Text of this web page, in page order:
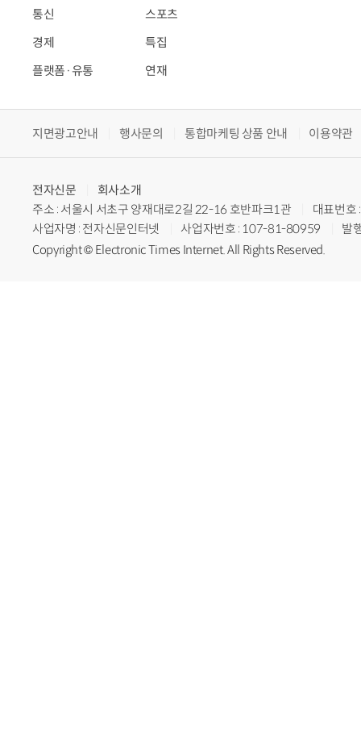
통신
경제
플랫폼·유통
스포츠
특집
연재
지면광고안내 행사문의 통합마케팅 상품 안내 이용약관
전자신문
회사소개
주소 : 서울시 서초구 양재대로2길 22-16 호반파크1관
대표번
사업자명 : 전자신문인터넷
사업자번호 : 107-81-80959
발
Copyright © Electronic Times Internet. All Rights Reserved.